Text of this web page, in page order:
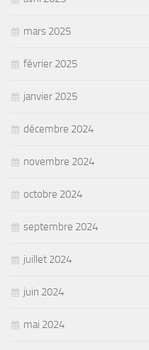
mars 2025
février 2025
janvier 2025
décembre 2024
novembre 2024
octobre 2024
septembre 2024
juillet 2024
juin 2024
mai 2024